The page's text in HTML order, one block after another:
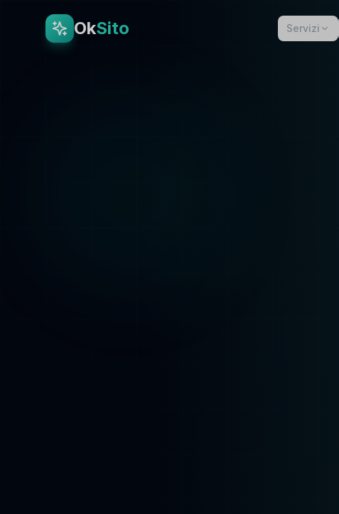
OkSito Servizi